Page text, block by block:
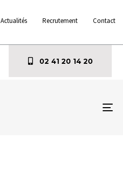
Actualités Recrutement Contact
02 41 20 14 20